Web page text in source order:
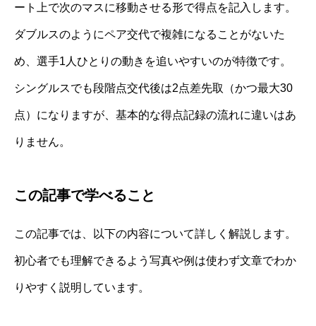
ート上で次のマスに移動させる形で得点を記入します。
ダブルスのようにペア交代で複雑になることがないた
め、選手1人ひとりの動きを追いやすいのが特徴です。
シングルスでも段階点交代後は2点差先取（かつ最大30
点）になりますが、基本的な得点記録の流れに違いはあ
りません。
この記事で学べること
この記事では、以下の内容について詳しく解説します。
初心者でも理解できるよう写真や例は使わず文章でわか
りやすく説明しています。